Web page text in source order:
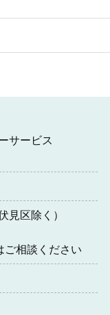
サービス
見区除く）
ご相談ください